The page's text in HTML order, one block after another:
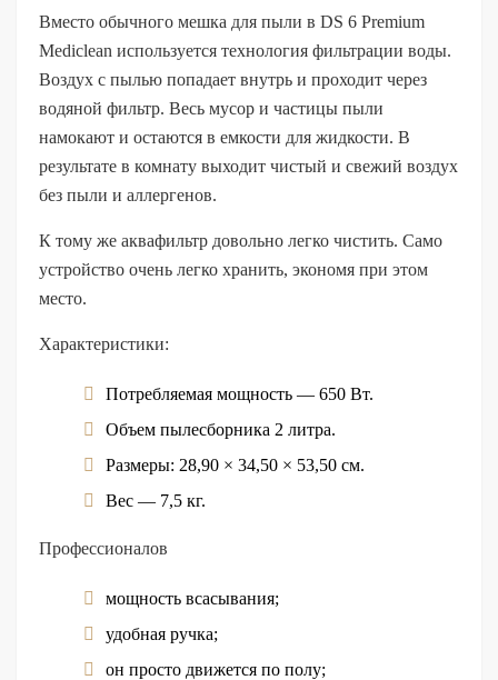
Вместо обычного мешка для пыли в DS 6 Premium
Mediclean используется технология фильтрации воды.
Воздух с пылью попадает внутрь и проходит через
водяной фильтр. Весь мусор и частицы пыли
намокают и остаются в емкости для жидкости. В
результате в комнату выходит чистый и свежий воздух
без пыли и аллергенов.
К тому же аквафильтр довольно легко чистить. Само
устройство очень легко хранить, экономя при этом
место.
Характеристики:
Потребляемая мощность — 650 Вт.
Объем пылесборника 2 литра.
Размеры: 28,90 × 34,50 × 53,50 см.
Вес — 7,5 кг.
Профессионалов
мощность всасывания;
удобная ручка;
он просто движется по полу;